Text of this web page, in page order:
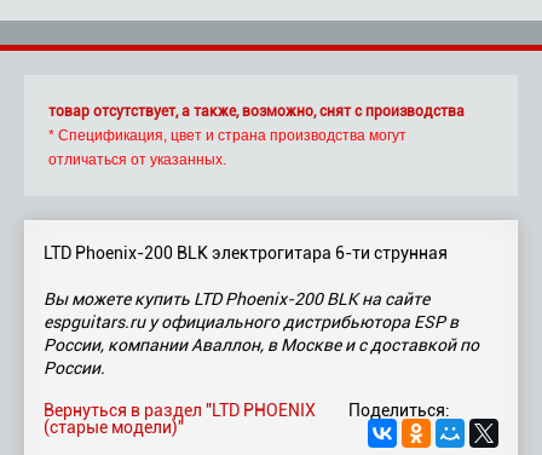
товар отсутствует, а также, возможно, снят с производства
* Спецификация, цвет и страна производства могут
отличаться от указанных.
LTD Phoenix-200 BLK электрогитара 6-ти струнная
Вы можете купить LTD Phoenix-200 BLK на сайте
espguitars.ru у официального дистрибьютора ESP в
России, компании Аваллон, в Москве и с доставкой по
России.
Поделиться:
Вернуться в раздел "LTD PHOENIX
(старые модели)"